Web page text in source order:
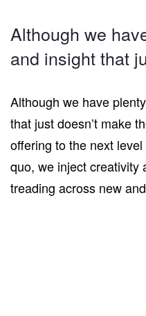
Although we
and insight that
Although we have
that just doesn’t make
offering to the next
quo, we inject creativity
treading across new